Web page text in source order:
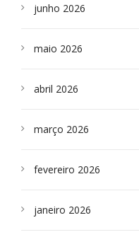
junho 2026
maio 2026
abril 2026
março 2026
fevereiro 2026
janeiro 2026